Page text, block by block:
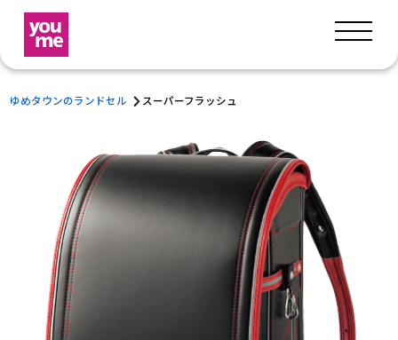
ゆめタウンのランドセル スーパーフラッシュ